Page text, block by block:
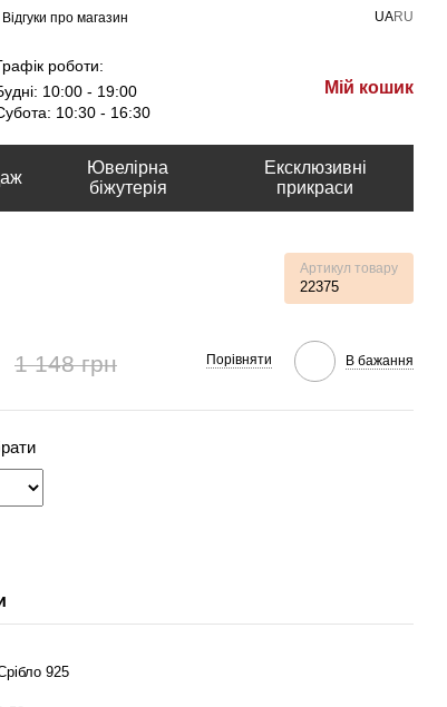
Відгуки про магазин UARU
роботи:
10:00 - 19:00
10:30 - 16:30
Мій кошик
Ювелірна
біжутерія
Ексклюзивні
прикраси
Артикул товару
22375
1 148 грн Порівняти В бажання
925